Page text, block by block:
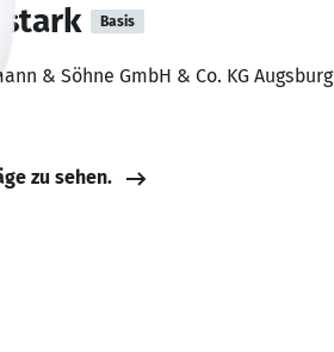
Basis
& Söhne GmbH & Co. KG Augsburg
zu sehen.